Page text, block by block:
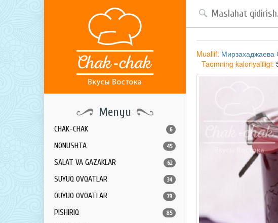
Menyu
CHAK-CHAK 6
NONUSHTA 45
SALAT VA GAZAKLAR 62
SUYUQ OVQATLAR 34
QUYUQ OVQATLAR 79
PISHIRIQ 85
Muallif: Мирзахаджаева
Taomning kaloriyaliligi: